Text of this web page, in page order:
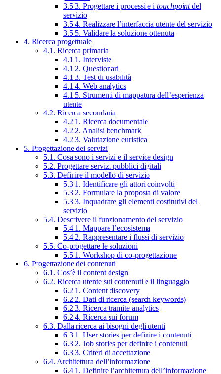
3.5.3. Progettare i processi e i touchpointdel
servizio
3.5.4. Realizzare l’interfaccia utente del servizio
3.5.5. Validare la soluzione ottenuta
4. Ricerca progettuale
4.1. Ricerca primaria
4.1.1. Interviste
4.1.2. Questionari
4.1.3. Test di usabilità
4.1.4. Web analytics
4.1.5. Strumenti di mappatura dell’esperienza
utente
4.2. Ricerca secondaria
4.2.1. Ricerca documentale
4.2.2. Analisi benchmark
4.2.3. Valutazione euristica
5. Progettazione dei servizi
5.1. Cosa sono i servizi e il service design
5.2. Progettare servizi pubblici digitali
5.3. Definire il modello di servizio
5.3.1. Identificare gli attori coinvolti
5.3.2. Formulare la proposta di valore
5.3.3. Inquadrare gli elementi costitutivi del
servizio
5.4. Descrivere il funzionamento del servizio
5.4.1. Mappare l’ecosistema
5.4.2. Rappresentare i flussi di servizio
5.5. Co-progettare le soluzioni
5.5.1. Workshop di co-progettazione
6. Progettazione dei contenuti
6.1. Cos’è il content design
6.2. Ricerca utente sui contenuti e il linguaggio
6.2.1. Content discovery
6.2.2. Dati di ricerca (search keywords)
6.2.3. Ricerca tramite analytics
6.2.4. Ricerca sui forum
6.3. Dalla ricerca ai bisogni degli utenti
6.3.1. User stories per definire i contenuti
6.3.2. Job stories per definire i contenuti
6.3.3. Criteri di accettazione
6.4. Architettura dell’informazione
6.4.1. Definire l’architettura dell’informazione